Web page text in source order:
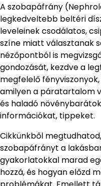
A szobapáfrány
legkedveltebb beltéri
leveleinek csodálatos,
színe miatt választanak
nézőpontból is
gondozását, kezdve a
megfelelő
amilyen a páratartalom
és haladó
információkat, tippeket.
Cikkünkből
szobapáfrányt a
gyakorlatokkal marad
hozzá, és hogyan előzd